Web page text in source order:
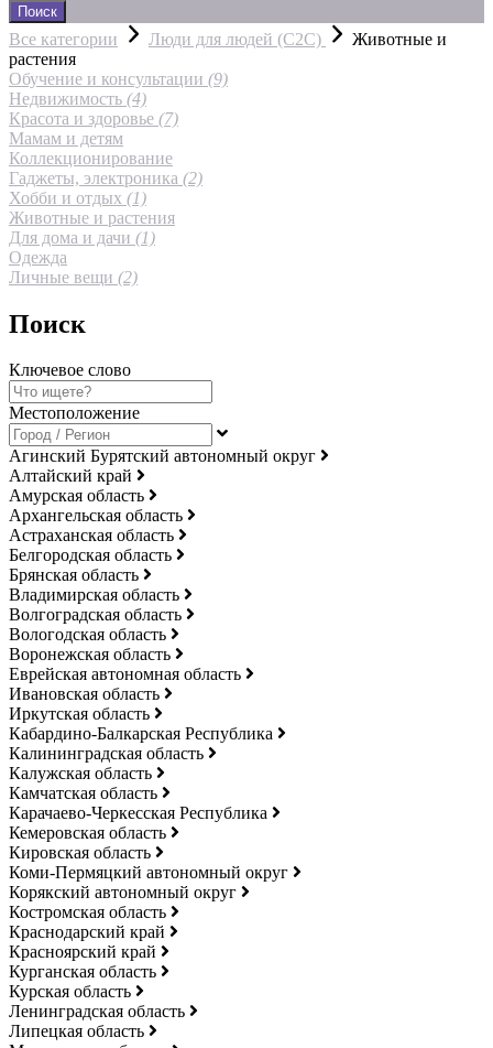
Поиск
Все категории Люди для людей (С2С)
Животные и
растения
Обучение и консультации (9)
Недвижимость (4)
Красота и здоровье (7)
Мамам и детям
Коллекционирование
Гаджеты, электроника (2)
Хобби и отдых (1)
Животные и растения
Для дома и дачи (1)
Одежда
Личные вещи (2)
Поиск
Ключевое слово
Местоположение
Агинский Бурятский автономный округ
Алтайский край
Амурская область
Архангельская область
Астраханская область
Белгородская область
Брянская область
Владимирская область
Волгоградская область
Вологодская область
Воронежская область
Еврейская автономная область
Ивановская область
Иркутская область
Кабардино-Балкарская Республика
Калининградская область
Калужская область
Камчатская область
Карачаево-Черкесская Республика
Кемеровская область
Кировская область
Коми-Пермяцкий автономный округ
Корякский автономный округ
Костромская область
Краснодарский край
Красноярский край
Курганская область
Курская область
Ленинградская область
Липецкая область